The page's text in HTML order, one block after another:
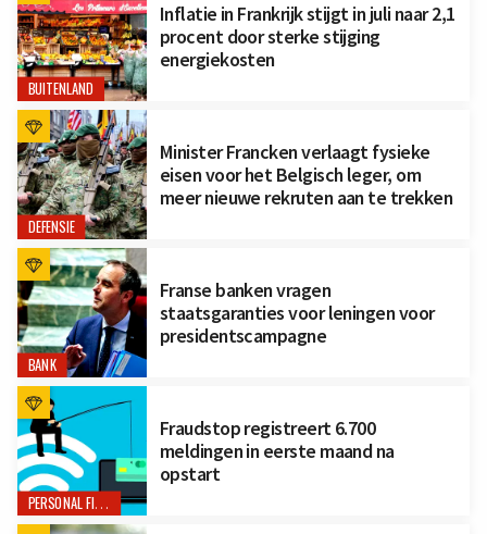
BUITENLAND
Inflatie in Frankrijk stijgt in juli naar 2,1
procent door sterke stijging
energiekosten
DEFENSIE
Minister Francken verlaagt fysieke
eisen voor het Belgisch leger, om
meer nieuwe rekruten aan te trekken
BANK
Franse banken vragen
staatsgaranties voor leningen voor
presidentscampagne
PERSONAL FINANCE
Fraudstop registreert 6.700
meldingen in eerste maand na
opstart